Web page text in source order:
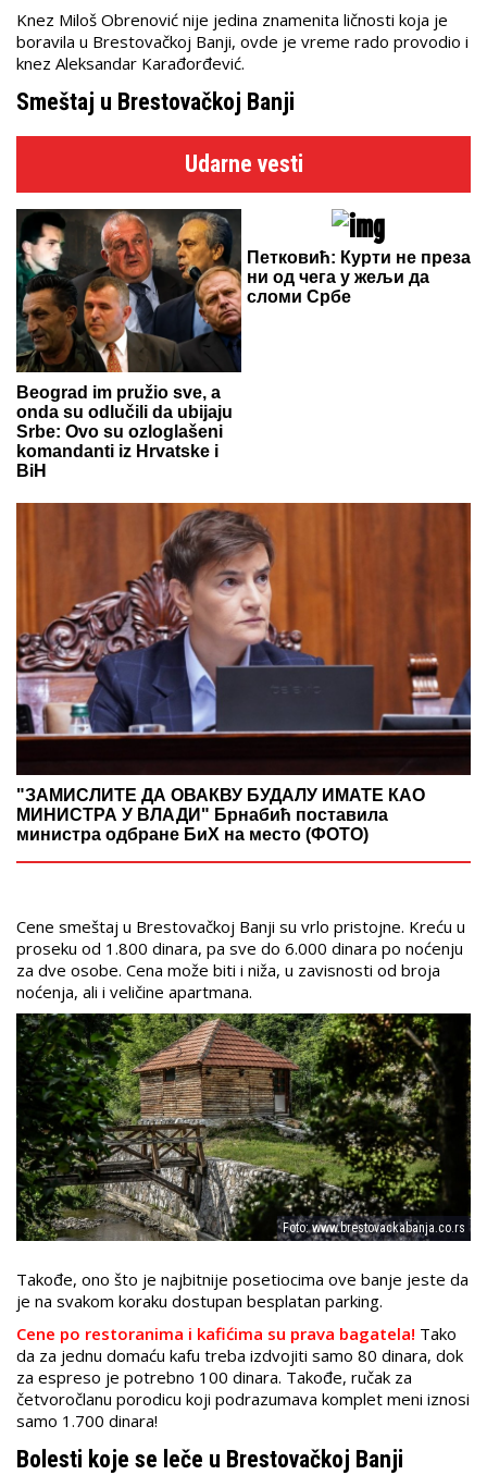
Knez Miloš Obrenović nije jedina znamenita ličnosti koja je
boravila u Brestovačkoj Banji, ovde je vreme rado provodio i
knez Aleksandar Karađorđević.
Smeštaj u Brestovačkoj Banji
Udarne vesti
Beograd im pružio sve, a
onda su odlučili da ubijaju
Srbe: Ovo su ozloglašeni
komandanti iz Hrvatske i
BiH
Петковић: Курти не преза
ни од чега у жељи да
сломи Србе
"ЗАМИСЛИТЕ ДА ОВАКВУ БУДАЛУ ИМАТЕ КАО
МИНИСТРА У ВЛАДИ" Брнабић поставила
министра одбране БиХ на место (ФОТО)
Cene smeštaj u Brestovačkoj Banji su vrlo pristojne. Kreću u
proseku od 1.800 dinara, pa sve do 6.000 dinara po noćenju
za dve osobe. Cena može biti i niža, u zavisnosti od broja
noćenja, ali i veličine apartmana.
Foto: www.brestovackabanja.co.rs
Takođe, ono što je najbitnije posetiocima ove banje jeste da
je na svakom koraku dostupan besplatan parking.
Cene po restoranima i kafićima su prava bagatela! Tako
da za jednu domaću kafu treba izdvojiti samo 80 dinara, dok
za espreso je potrebno 100 dinara. Takođe, ručak za
četvoročlanu porodicu koji podrazumava komplet meni iznosi
samo 1.700 dinara!
Bolesti koje se leče u Brestovačkoj Banji